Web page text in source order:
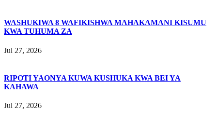
WASHUKIWA 8 WAFIKISHWA MAHAKAMANI KISUMU
KWA TUHUMA ZA
Jul 27, 2026
RIPOTI YAONYA KUWA KUSHUKA KWA BEI YA
KAHAWA
Jul 27, 2026